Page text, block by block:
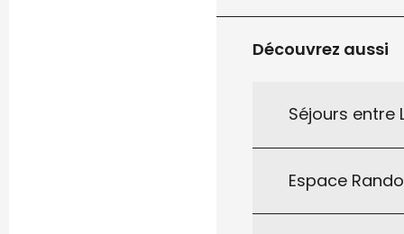
Découvrez aussi
Séjours entre
Espace